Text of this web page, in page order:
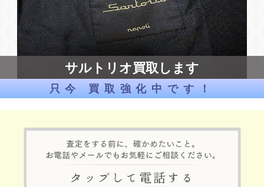
サルトリオ買取します
只今 買取強化中です！